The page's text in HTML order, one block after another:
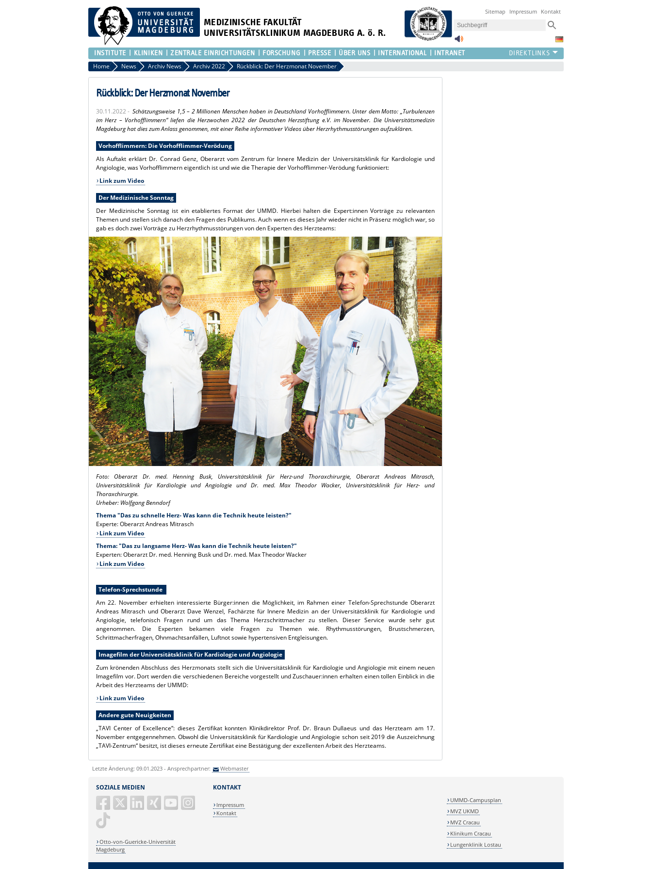
MEDIZINISCHE FAKULTÄT
UNIVERSITÄTSKLINIKUM MAGDEBURG A. ö. R.
Sitemap Impressum Kontakt
INSTITUTE KLINIKEN ZENTRALE EINRICHTUNGEN FORSCHUNG PRESSE ÜBER UNS INTERNATIONAL INTRANET
Home News Archiv News Archiv 2022 Rückblick: Der Herzmonat November
Rückblick: Der Herzmonat November
30.11.2022 -Schätzungsweise 1,5 – 2 Millionen Menschen haben in Deutschland Vorhofflimmern. Unter dem Motto: „Turbulenzen
im Herz – Vorhofflimmern“ liefen die Herzwochen 2022 der Deutschen Herzstiftung e.V. im November. Die Universitätsmedizin
Magdeburg hat dies zum Anlass genommen, mit einer Reihe informativer Videos über Herzrhythmusstörungen aufzuklären.
Vorhofflimmern: Die Vorhofflimmer-Verödung
Als Auftakt erklärt Dr. Conrad Genz, Oberarzt vom Zentrum für Innere Medizin der Universitätsklinik für Kardiologie und
Angiologie, was Vorhofflimmern eigentlich ist und wie die Therapie der Vorhofflimmer-Verödung funktioniert:
Link zum Video
Der Medizinische Sonntag
Der Medizinische Sonntag ist ein etabliertes Format der UMMD. Hierbei halten die Expert:innen Vorträge zu relevanten
Themen und stellen sich danach den Fragen des Publikums. Auch wenn es dieses Jahr wieder nicht in Präsenz möglich war, so
gab es doch zwei Vorträge zu Herzrhythmusstörungen von den Experten des Herzteams:
Foto: Oberarzt Dr. med. Henning Busk, Universitätsklinik für Herz-und Thoraxchirurgie, Oberarzt Andreas Mitrasch,
Universitätsklinik für Kardiologie und Angiologie und Dr. med. Max Theodor Wacker, Universitätsklinik für Herz- und
Thoraxchirurgie.
Urheber: Wolfgang Benndorf
Thema "Das zu schnelle Herz- Was kann die Technik heute leisten?"
Experte: Oberarzt Andreas Mitrasch
Link zum Video
Thema: "Das zu langsame Herz- Was kann die Technik heute leisten?"
Experten: Oberarzt Dr. med. Henning Busk und Dr. med. Max Theodor Wacker
Link zum Video
Telefon-Sprechstunde
Am 22. November erhielten interessierte Bürger:innen die Möglichkeit, im Rahmen einer Telefon-Sprechstunde Oberarzt
Andreas Mitrasch und Oberarzt Dave Wenzel, Fachärzte für Innere Medizin an der Universitätsklinik für Kardiologie und
Angiologie, telefonisch Fragen rund um das Thema Herzschrittmacher zu stellen. Dieser Service wurde sehr gut
angenommen. Die Experten bekamen viele Fragen zu Themen wie. Rhythmusstörungen, Brustschmerzen,
Schrittmacherfragen, Ohnmachtsanfällen, Luftnot sowie hypertensiven Entgleisungen.
Imagefilm der Universitätsklinik für Kardiologie und Angiologie
Zum krönenden Abschluss des Herzmonats stellt sich die Universitätsklinik für Kardiologie und Angiologie mit einem neuen
Imagefilm vor. Dort werden die verschiedenen Bereiche vorgestellt und Zuschauer:innen erhalten einen tollen Einblick in die
Arbeit des Herzteams der UMMD:
Link zum Video
Andere gute Neuigkeiten
„TAVI Center of Excellence“: dieses Zertifikat konnten Klinikdirektor Prof. Dr. Braun Dullaeus und das Herzteam am 17.
November entgegennehmen. Obwohl die Universitätsklinik für Kardiologie und Angiologie schon seit 2019 die Auszeichnung
„TAVI-Zentrum“ besitzt, ist dieses erneute Zertifikat eine Bestätigung der exzellenten Arbeit des Herzteams.
Letzte Änderung: 09.01.2023 - Ansprechpartner: Webmaster
SOZIALE MEDIEN
Otto-von-Guericke-Universität
Magdeburg
KONTAKT
Impressum
Kontakt
UMMD-Campusplan
MVZ UKMD
MVZ Cracau
Klinikum Cracau
Lungenklinik Lostau